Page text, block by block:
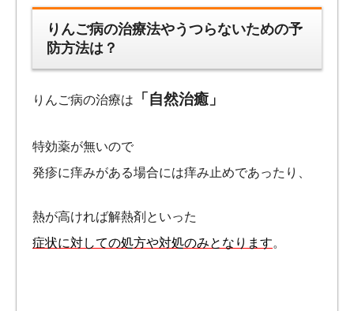
りんご病の治療法やうつらないための予
防方法は？
りんご病の治療は 「自然治癒」
特効薬が無いので
発疹に痒みがある場合には痒み止めであったり、
熱が高ければ解熱剤といった
症状に対しての処方や対処のみとなります。